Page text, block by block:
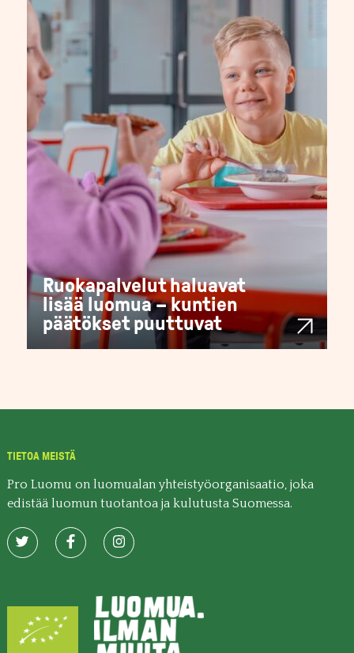
Ruokapalvelut haluavat
lisää luomua – kuntien
päätökset puuttuvat
TIETOA MEISTÄ
Pro Luomu on luomualan yhteistyöorganisaatio, joka
edistää luomun tuotantoa ja kulutusta Suomessa.